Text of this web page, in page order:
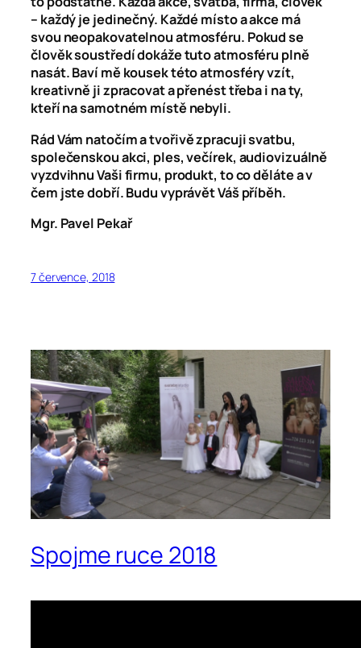
– každý je jedinečný. Každé místo a akce má
svou neopakovatelnou atmosféru. Pokud se
člověk soustředí dokáže tuto atmosféru plně
nasát. Baví mě kousek této atmosféry vzít,
kreativně ji zpracovat a přenést třeba i na ty,
kteří na samotném místě nebyli.
Rád Vám natočím a tvořivě zpracuji svatbu,
společenskou akci, ples, večírek, audiovizuálně
vyzdvihnu Vaši firmu, produkt, to co děláte a v
čem jste dobří. Budu vyprávět Váš příběh.
Mgr. Pavel Pekař
7 července, 2018
Spojme ruce 2018